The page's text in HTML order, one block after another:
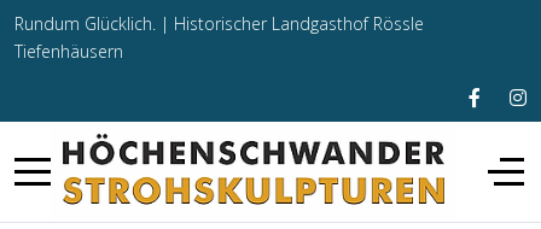
Rundum Glücklich. | Historischer Landgasthof Rössle
Tiefenhäusern